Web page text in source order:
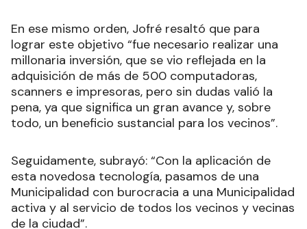
En ese mismo orden, Jofré resaltó que para
lograr este objetivo “fue necesario realizar una
millonaria inversión, que se vio reflejada en la
adquisición de más de 500 computadoras,
scanners e impresoras, pero sin dudas valió la
pena, ya que significa un gran avance y, sobre
todo, un beneficio sustancial para los vecinos”.
Seguidamente, subrayó: “Con la aplicación de
esta novedosa tecnología, pasamos de una
Municipalidad con burocracia a una Municipalidad
activa y al servicio de todos los vecinos y vecinas
de la ciudad”.